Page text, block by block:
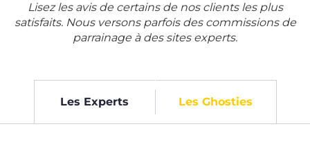
Lisez les avis de certains de nos clients les plus
satisfaits. Nous versons parfois des commissions de
parrainage à des sites experts.
Les Experts Les Ghosties